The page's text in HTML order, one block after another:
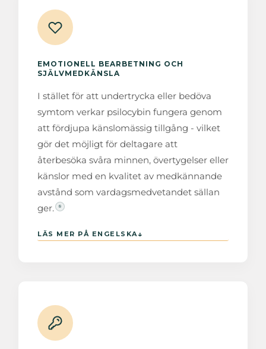
EMOTIONELL BEARBETNING OCH
SJÄLVMEDKÄNSLA
I stället för att undertrycka eller bedöva
symtom verkar psilocybin fungera genom
att fördjupa känslomässig tillgång - vilket
gör det möjligt för deltagare att
återbesöka svåra minnen, övertygelser eller
känslor med en kvalitet av medkännande
avstånd som vardagsmedvetandet sällan
ger.
8
LÄS MER PÅ ENGELSKA↓